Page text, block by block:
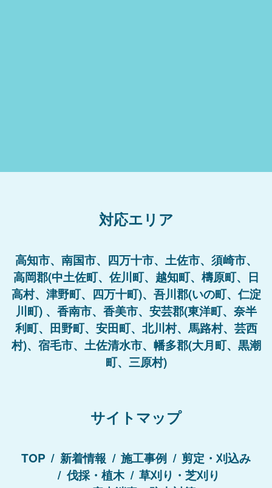
対応エリア
高知市、南国市、四万十市、土佐市、須崎市、
高岡郡(中土佐町、佐川町、越知町、檮原町、日
高村、津野町、四万十町)、吾川郡(いの町、仁淀
川町) 、香南市、香美市、安芸郡(東洋町、奈半
利町、田野町、安田町、北川村、馬路村、芸西
村)、宿毛市、土佐清水市、幡多郡(大月町、黒潮
町、三原村)
サイトマップ
TOP 新着情報 施工事例
剪定・刈込み
伐採・植木
草刈り・芝刈り